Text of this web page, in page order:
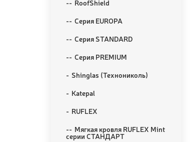
RoofShield
Серия EUROPA
Серия STANDARD
Серия PREMIUM
Shinglas (Технониколь)
Katepal
RUFLEX
Мягкая кровля RUFLEX Mint
серии СТАНДАРТ